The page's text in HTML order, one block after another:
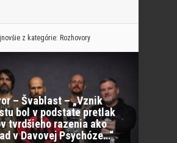
z kategórie: Rozhovory
– Švablast – „Vznik
bol v podstate pretlak
tvrdšieho razenia ako
v Davovej Psychóze…“